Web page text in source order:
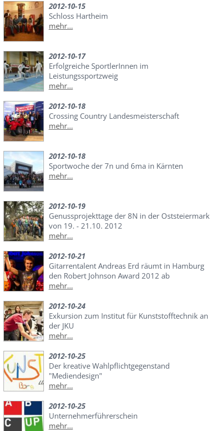
2012-10-15
Schloss Hartheim
mehr...
2012-10-17
Erfolgreiche SportlerInnen im
Leistungssportzweig
mehr...
2012-10-18
Crossing Country Landesmeisterschaft
mehr...
2012-10-18
Sportwoche der 7n und 6ma in Kärnten
mehr...
2012-10-19
Genussprojekttage der 8N in der Oststeiermark
von 19. - 21.10. 2012
mehr...
2012-10-21
Gitarrentalent Andreas Erd räumt in Hamburg
den Robert Johnson Award 2012 ab
mehr...
2012-10-24
Exkursion zum Institut für Kunststofftechnik an
der JKU
mehr...
2012-10-25
Der kreative Wahlpflichtgegenstand
"Mediendesign"
mehr...
2012-10-25
Unternehmerführerschein
mehr...